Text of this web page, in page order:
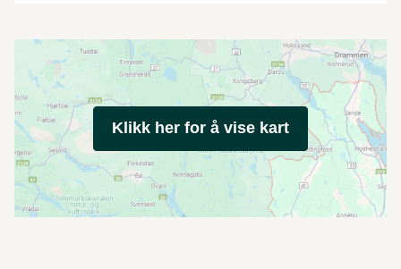
Klikk her for å vise kart